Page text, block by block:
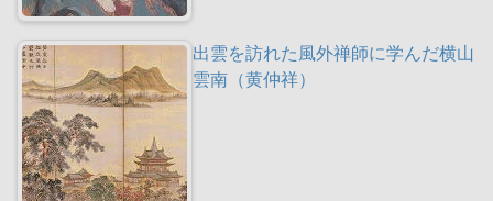
出雲を訪れた風外禅師に学んだ横山
雲南（黄仲祥）